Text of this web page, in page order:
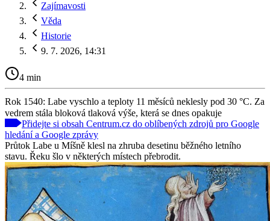
Zajímavosti
Věda
Historie
9. 7. 2026, 14:31
4 min
Rok 1540: Labe vyschlo a teploty 11 měsíců neklesly pod 30 °C. Za
vedrem stála bloková tlaková výše, která se dnes opakuje
Přidejte si obsah Centrum.cz do oblíbených zdrojů pro Google
hledání a Google zprávy
Průtok Labe u Míšně klesl na zhruba desetinu běžného letního
stavu. Řeku šlo v některých místech přebrodit.